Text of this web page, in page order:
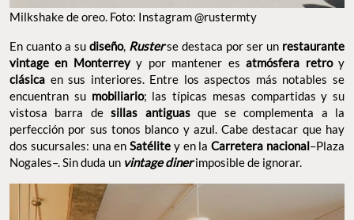
Milkshake de oreo. Foto: Instagram @rustermty
En cuanto a su diseño, Rusterse destaca por ser un restaurante
vintage en Monterreyy por mantener esatmósfera retroy
clásica en sus interiores. Entre los aspectos más notables se
encuentran su mobiliario; las típicas mesas compartidas y su
vistosa barra desillas antiguasque se complementa a la
perfección por sus tonos blanco y azul. Cabe destacar que hay
dos sucursales: una enSatélite y en la Carretera nacional–Plaza
Nogales–. Sin duda un vintage dinerimposible de ignorar.